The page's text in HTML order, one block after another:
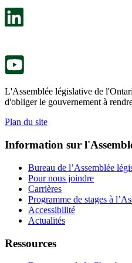
L'Assemblée législative de
d'obliger le gouvernement à
Plan du site
Information sur
Bureau de l’Assemblée
Pour nous joindre
Carrières
Programme de stages à
Accessibilité
Actualités
Ressources